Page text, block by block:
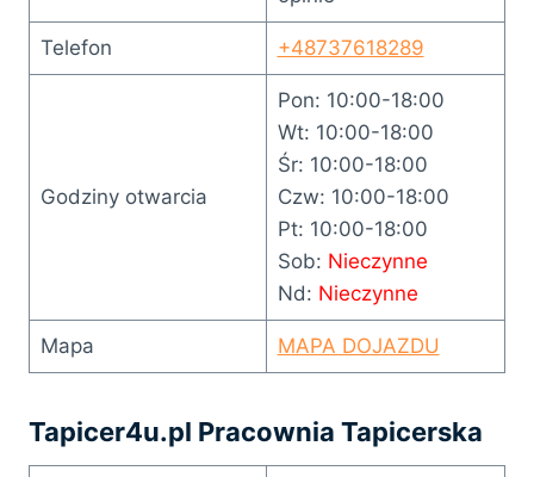
Telefon +48737618289
Godziny otwarcia
Pon: 10:00-18:00
Wt: 10:00-18:00
Śr: 10:00-18:00
Czw: 10:00-18:00
Pt: 10:00-18:00
Sob: Nieczynne
Nd: Nieczynne
Mapa MAPA DOJAZDU
Tapicer4u.pl Pracownia Tapicerska